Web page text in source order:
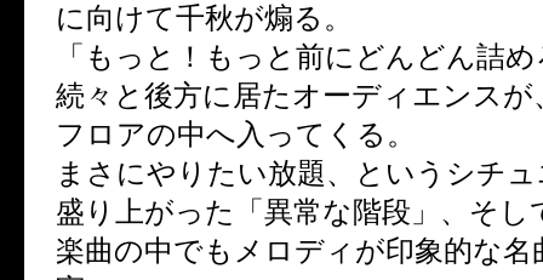
に向けて千秋が煽る。
「もっと！もっと前にどんどん詰
続々と後方に居たオーディエンスが
フロアの中へ入ってくる。
まさにやりたい放題、というシチ
盛り上がった「異常な階段」、そし
楽曲の中でもメロディが印象的な名